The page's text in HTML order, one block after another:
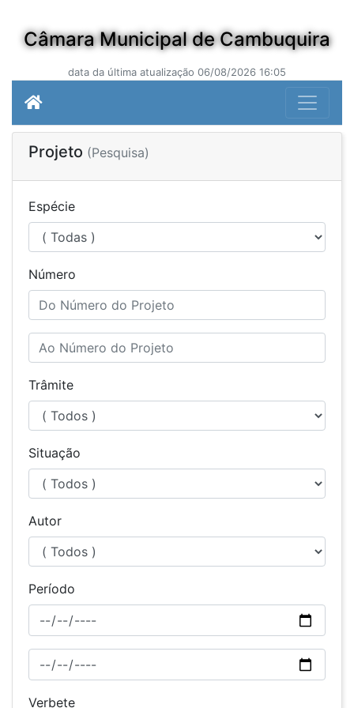
Câmara Municipal de Cambuquira
data da última atualização 06/08/2026 16:05
Projeto (Pesquisa)
Espécie
Número
Trâmite
Situação
Autor
Período
Verbete